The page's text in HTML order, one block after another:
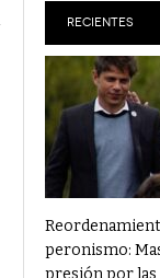
¿Qué Alimentos Te
Condenaron Al Ex Marido
19 Años De Cárcel Por
Ajuste En Discapacidad:
Denunciaron Al Gobierno
RECIENTES
peronismo:
presión por las